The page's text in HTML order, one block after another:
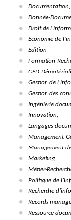
Documentation,
Donnée-
Droit de
Economie de
Edition,
Formation-
GED-
Gestion de
Gestion des
Ingénierie
Innovation,
Langages
Management-
Management
Marketing,
Métier-
Politique de
Recherche
Records
Ressource